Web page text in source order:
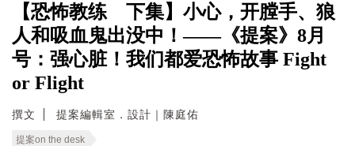
【恐怖教练 下集】小心，开膛手、狼
人和吸血鬼出没中！——《提案》8月
号：强心脏！我们都爱恐怖故事 Fight
or Flight
撰文 提案編輯室．設計｜陳庭佑
提案on the desk